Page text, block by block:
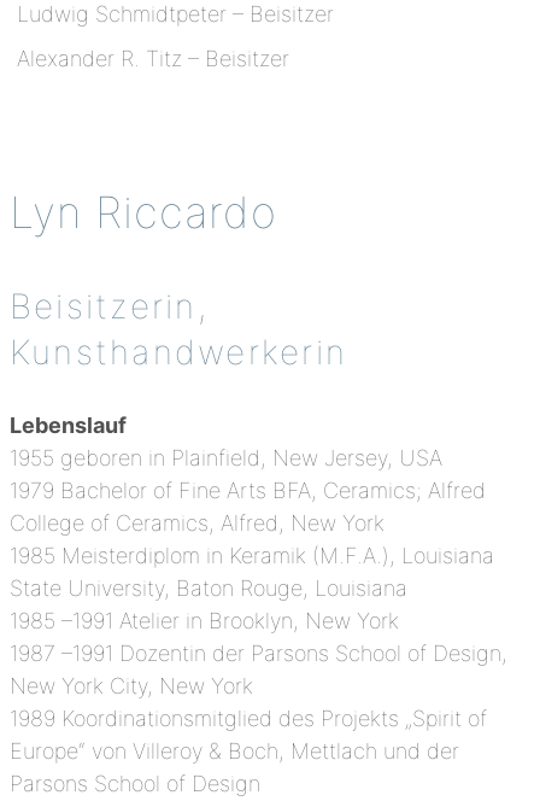
Ludwig Schmidtpeter – Beisitzer
Alexander R. Titz – Beisitzer
Lyn Riccardo
Beisitzerin,
Kunsthandwerkerin
Lebenslauf
1955 geboren in Plainfield, New Jersey, USA
1979 Bachelor of Fine Arts BFA, Ceramics; Alfred
College of Ceramics, Alfred, New York
1985 Meisterdiplom in Keramik (M.F.A.), Louisiana
State University, Baton Rouge, Louisiana
1985 –1991 Atelier in Brooklyn, New York
1987 –1991 Dozentin der Parsons School of Design,
New York City, New York
1989 Koordinationsmitglied des Projekts „Spirit of
Europe“ von Villeroy & Boch, Mettlach und der
Parsons School of Design